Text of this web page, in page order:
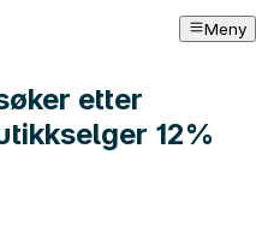
Meny
etter
12%